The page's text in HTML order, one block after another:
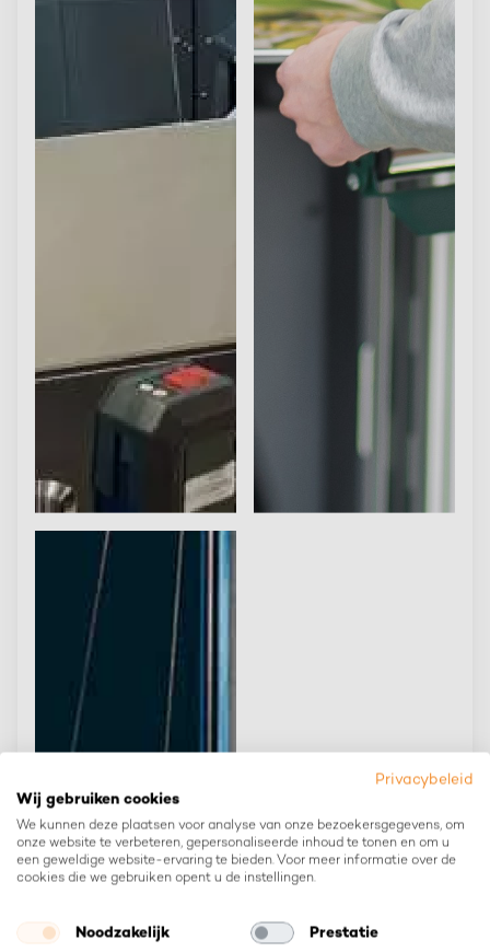
Privacybeleid
Wij gebruiken cookies
We kunnen deze plaatsen voor analyse van onze bezoekersgegevens, om
onze website te verbeteren, gepersonaliseerde inhoud te tonen en om u
een geweldige website-ervaring te bieden. Voor meer informatie over de
cookies die we gebruiken opent u de instellingen.
Noodzakelijk Prestatie